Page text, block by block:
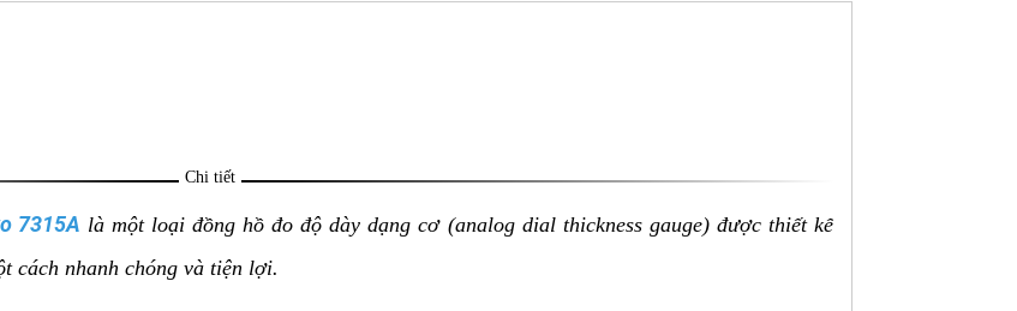
Chi tiết
7315A là một loại đồng hồ đo độ dày dạng cơ (analog dial thickness gauge) được thiết kế
cách nhanh chóng và tiện lợi.